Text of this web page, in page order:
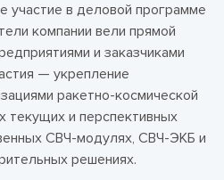
участие в деловой программе
компании вели прямой
и заказчиками
— укрепление
ракетно-космической
текущих и перспективных
СВЧ-модулях, СВЧ-ЭКБ и
решениях.